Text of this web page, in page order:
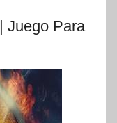
Juego Para